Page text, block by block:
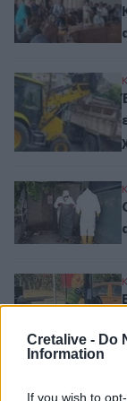
Cretalive - Do
Information
If you wish to